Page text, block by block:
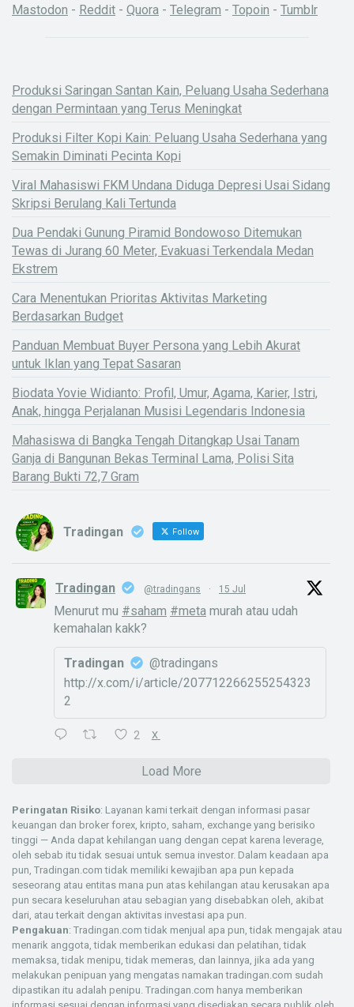
Mastodon - Reddit - Quora - Telegram - Topoin - Tumblr
Produksi Saringan Santan Kain, Peluang Usaha Sederhana
dengan Permintaan yang Terus Meningkat
Produksi Filter Kopi Kain: Peluang Usaha Sederhana yang
Semakin Diminati Pecinta Kopi
Viral Mahasiswi FKM Undana Diduga Depresi Usai Sidang
Skripsi Berulang Kali Tertunda
Dua Pendaki Gunung Piramid Bondowoso Ditemukan
Tewas di Jurang 60 Meter, Evakuasi Terkendala Medan
Ekstrem
Cara Menentukan Prioritas Aktivitas Marketing
Berdasarkan Budget
Panduan Membuat Buyer Persona yang Lebih Akurat
untuk Iklan yang Tepat Sasaran
Biodata Yovie Widianto: Profil, Umur, Agama, Karier, Istri,
Anak, hingga Perjalanan Musisi Legendaris Indonesia
Mahasiswa di Bangka Tengah Ditangkap Usai Tanam
Ganja di Bangunan Bekas Terminal Lama, Polisi Sita
Barang Bukti 72,7 Gram
Tradingan Follow
Tradingan @tradingans · 15 Jul
Menurut mu #saham #meta murah atau udah
kemahalan kakk?
Tradingan
@tradingans
http://x.com/i/article/207712266255254323
2
2 X
Load More
Peringatan Risiko: Layanan kami terkait dengan informasi pasar
keuangan dan broker forex, kripto, saham, exchange yang berisiko
tinggi — Anda dapat kehilangan uang dengan cepat karena leverage,
oleh sebab itu tidak sesuai untuk semua investor. Dalam keadaan apa
pun, Tradingan.com tidak memiliki kewajiban apa pun kepada
seseorang atau entitas mana pun atas kehilangan atau kerusakan apa
pun secara keseluruhan atau sebagian yang disebabkan oleh, akibat
dari, atau terkait dengan aktivitas investasi apa pun.
Pengakuan: Tradingan.com tidak menjual apa pun, tidak mengajak atau
menarik anggota, tidak memberikan edukasi dan pelatihan, tidak
memaksa, tidak menipu, tidak memeras, dan lainnya, jika ada yang
melakukan penipuan yang mengatas namakan tradingan.com sudah
dipastikan itu adalah penipu. Tradingan.com hanya memberikan